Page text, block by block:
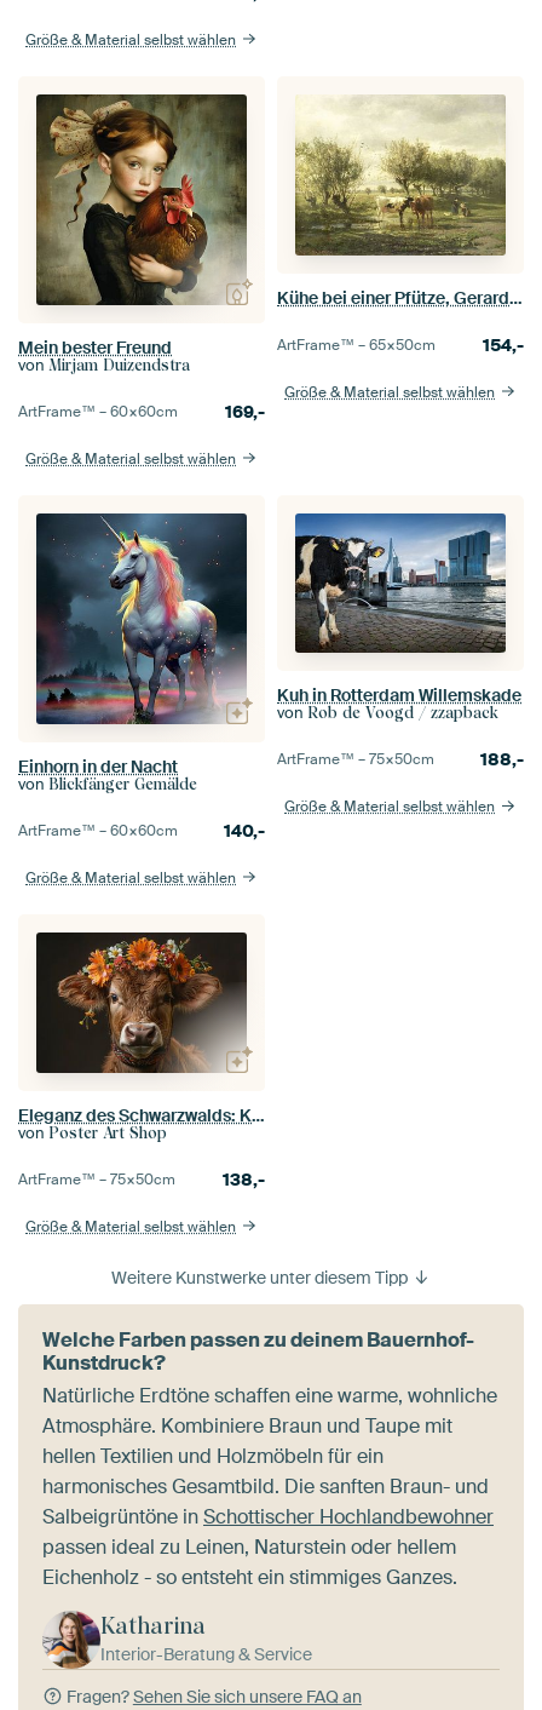
Größe & Material selbst wählen
Mein bester Freund
von Mirjam Duizendstra
ArtFrame™ –60×60cm 169,-
Größe & Material selbst wählen
Kühe bei einer Pfütze, Gerard Bilders
ArtFrame™ –65×50cm 154,-
Größe & Material selbst wählen
Einhorn in der Nacht
von Blickfänger Gemälde
ArtFrame™ –60×60cm 140,-
Größe & Material selbst wählen
Kuh in Rotterdam Willemskade
von Rob de Voogd / zzapback
ArtFrame™ –75×50cm 188,-
Größe & Material selbst wählen
Eleganz des Schwarzwalds: Kuh mit Blumenschmuck - Eine charmante Fotografie für das rustikale Zuhause
von Poster Art Shop
ArtFrame™ –75×50cm 138,-
Größe & Material selbst wählen
Weitere Kunstwerke unter diesem Tipp
Welche Farben passen zu deinem Bauernhof-
Kunstdruck?
Natürliche Erdtöne schaffen eine warme, wohnliche
Atmosphäre. Kombiniere Braun und Taupe mit
hellen Textilien und Holzmöbeln für ein
harmonisches Gesamtbild. Die sanften Braun- und
Salbeigrüntöne inSchottischer Hochlandbewohner
passen ideal zu Leinen, Naturstein oder hellem
Eichenholz - so entsteht ein stimmiges Ganzes.
Katharina
Interior-Beratung & Service
Fragen?Sehen Sie sich unsere FAQ an